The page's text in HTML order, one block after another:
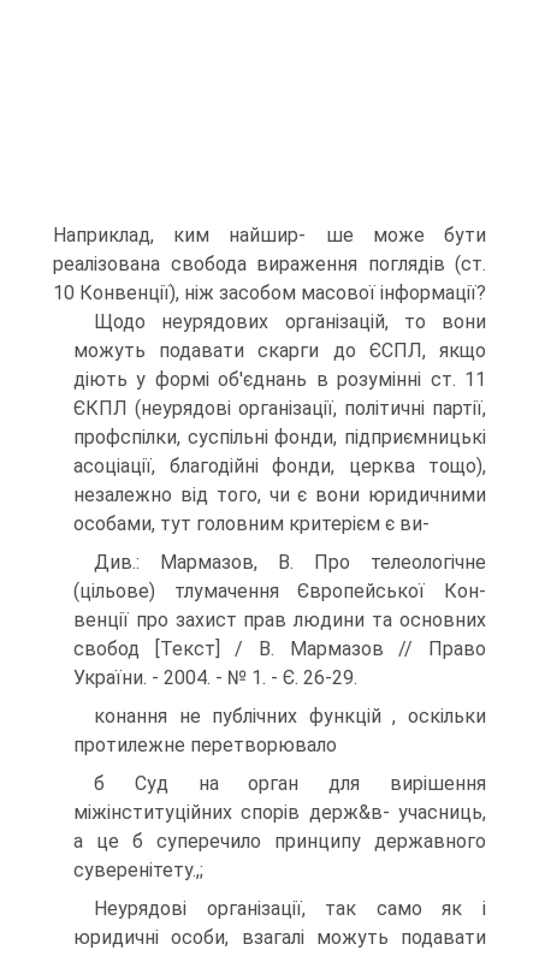
Наприклад, ким найшир- ше може бути
реалізована свобода вираження поглядів (ст.
10 Конвен­ції), ніж засобом масової інформації?
Щодо неурядових організацій, то вони
можуть подавати скарги до ЄСПЛ, якщо
діють у формі об'єднань в розумінні ст. 11
ЄКПЛ (неуря­дові організації, політичні партії,
профспілки, суспільні фонди, під­приємницькі
асоціації, благодійні фонди, церква тощо),
незалежно від того, чи є вони юридичними
особами, тут головним критерієм є ви-
Див.: Мармазов, В. Про телеологічне
(цільове) тлумачення Європейської Кон­
венції про захист прав людини та основних
свобод [Текст] / В. Мармазов // Право
України. - 2004. - № 1. - Є. 26-29.
конання не публічних функцій , оскільки
протилежне перетворювало
б Суд на орган для вирішення
міжінституційних спорів держ&в- учасниць,
а це б суперечило принципу державного
суверенітету.,;
Неурядові організації, так само як і
юридичні особи, взагалі можуть подавати